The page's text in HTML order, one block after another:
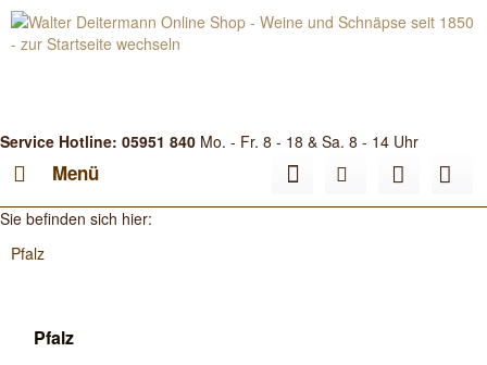
Service Hotline: 05951 840 Mo. - Fr. 8 - 18 & Sa. 8 - 14 Uhr
Menü
Sie befinden sich hier:
Pfalz
Pfalz